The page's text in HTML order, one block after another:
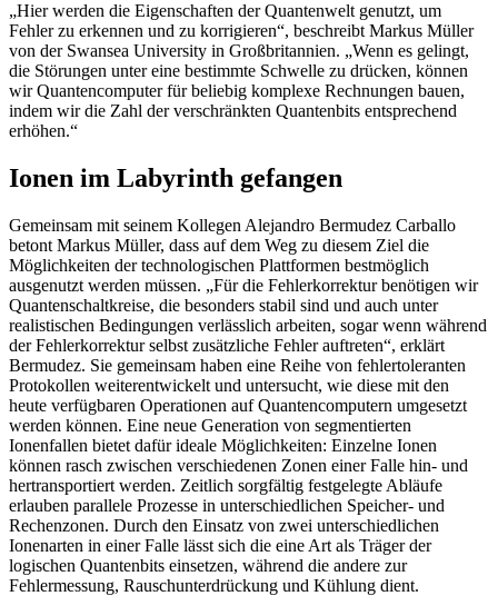
„Hier werden die Eigenschaften der Quantenwelt genutzt, um
Fehler zu erkennen und zu korrigieren“, beschreibt Markus Müller
von der Swansea University in Großbritannien. „Wenn es gelingt,
die Störungen unter eine bestimmte Schwelle zu drücken, können
wir Quantencomputer für beliebig komplexe Rechnungen bauen,
indem wir die Zahl der verschränkten Quantenbits entsprechend
erhöhen.“
Ionen im Labyrinth gefangen
Gemeinsam mit seinem Kollegen Alejandro Bermudez Carballo
betont Markus Müller, dass auf dem Weg zu diesem Ziel die
Möglichkeiten der technologischen Plattformen bestmöglich
ausgenutzt werden müssen. „Für die Fehlerkorrektur benötigen wir
Quantenschaltkreise, die besonders stabil sind und auch unter
realistischen Bedingungen verlässlich arbeiten, sogar wenn während
der Fehlerkorrektur selbst zusätzliche Fehler auftreten“, erklärt
Bermudez. Sie gemeinsam haben eine Reihe von fehlertoleranten
Protokollen weiterentwickelt und untersucht, wie diese mit den
heute verfügbaren Operationen auf Quantencomputern umgesetzt
werden können. Eine neue Generation von segmentierten
Ionenfallen bietet dafür ideale Möglichkeiten: Einzelne Ionen
können rasch zwischen verschiedenen Zonen einer Falle hin- und
hertransportiert werden. Zeitlich sorgfältig festgelegte Abläufe
erlauben parallele Prozesse in unterschiedlichen Speicher- und
Rechenzonen. Durch den Einsatz von zwei unterschiedlichen
Ionenarten in einer Falle lässt sich die eine Art als Träger der
logischen Quantenbits einsetzen, während die andere zur
Fehlermessung, Rauschunterdrückung und Kühlung dient.